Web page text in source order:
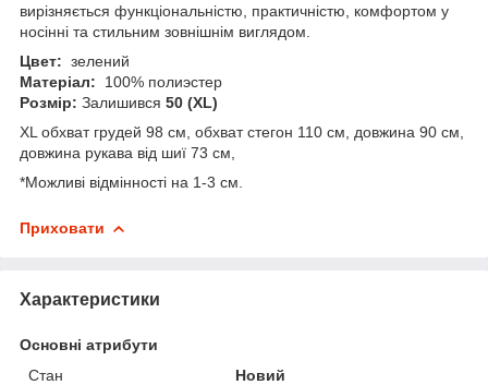
вирізняється функціональністю, практичністю, комфортом у
носінні та стильним зовнішнім виглядом.
Цвет: зелений
Матеріал:
100% полиэстер
Розмір: Залишився 50 (XL)
XL обхват грудей 98 см, обхват стегон 110 см, довжина 90 см,
довжина рукава від шиї 73 см,
*Можливі відмінності на 1-3 см.
Приховати
Характеристики
Основні атрибути
Стан
Новий